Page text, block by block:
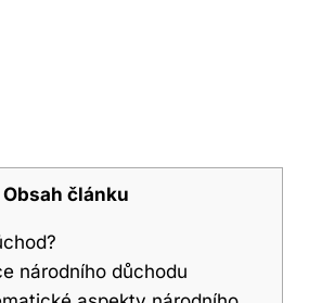
Obsah článku
národního důchodu